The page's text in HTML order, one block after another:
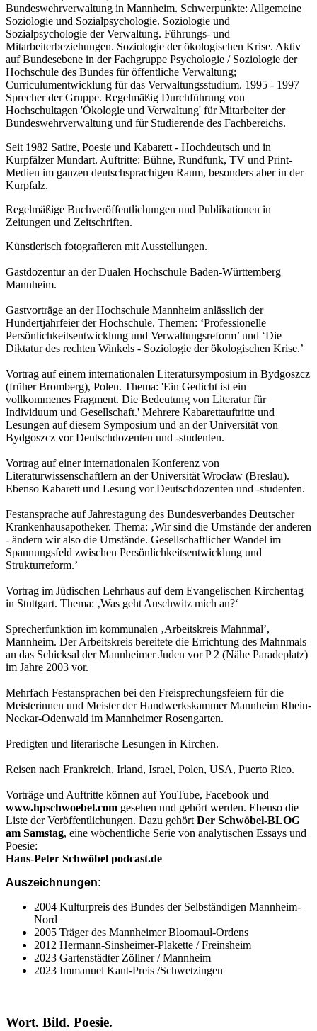
Bundeswehrverwaltung in Mannheim. Schwerpunkte: Allgemeine
Soziologie und Sozialpsychologie. Soziologie und
Sozialpsychologie der Verwaltung. Führungs- und
Mitarbeiterbeziehungen. Soziologie der ökologischen Krise. Aktiv
auf Bundesebene in der Fachgruppe Psychologie / Soziologie der
Hochschule des Bundes für öffentliche Verwaltung;
Curriculumentwicklung für das Verwaltungsstudium. 1995 - 1997
Sprecher der Gruppe. Regelmäßig Durchführung von
Hochschultagen 'Ökologie und Verwaltung' für Mitarbeiter der
Bundeswehrverwaltung und für Studierende des Fachbereichs.
Seit 1982 Satire, Poesie und Kabarett - Hochdeutsch und in
Kurpfälzer Mundart. Auftritte: Bühne, Rundfunk, TV und Print-
Medien im ganzen deutschsprachigen Raum, besonders aber in der
Kurpfalz.
Regelmäßige Buchveröffentlichungen und Publikationen in
Zeitungen und Zeitschriften.
Künstlerisch fotografieren mit Ausstellungen.
Gastdozentur an der Dualen Hochschule Baden-Württemberg
Mannheim.
Gastvorträge an der Hochschule Mannheim anlässlich der
Hundertjahrfeier der Hochschule. Themen: ‘Professionelle
Persönlichkeitsentwicklung und Verwaltungsreform’ und ‘Die
Diktatur des rechten Winkels - Soziologie der ökologischen Krise.’
Vortrag auf einem internationalen Literatursymposium in Bydgoszcz
(früher Bromberg), Polen. Thema: 'Ein Gedicht ist ein
vollkommenes Fragment. Die Bedeutung von Literatur für
Individuum und Gesellschaft.' Mehrere Kabarettauftritte und
Lesungen auf diesem Symposium und an der Universität von
Bydgoszcz vor Deutschdozenten und -studenten.
Vortrag auf einer internationalen Konferenz von
Literaturwissenschaftlern an der Universität Wrocław (Breslau).
Ebenso Kabarett und Lesung vor Deutschdozenten und -studenten.
Festansprache auf Jahrestagung des Bundesverbandes Deutscher
Krankenhausapotheker. Thema: ‚Wir sind die Umstände der anderen
- ändern wir also die Umstände. Gesellschaftlicher Wandel im
Spannungsfeld zwischen Persönlichkeitsentwicklung und
Strukturreform.’
Vortrag im Jüdischen Lehrhaus auf dem Evangelischen Kirchentag
in Stuttgart. Thema: ‚Was geht Auschwitz mich an?‘
Sprecherfunktion im kommunalen ‚Arbeitskreis Mahnmal’,
Mannheim. Der Arbeitskreis bereitete die Errichtung des Mahnmals
an das Schicksal der Mannheimer Juden vor P 2 (Nähe Paradeplatz)
im Jahre 2003 vor.
Mehrfach Festansprachen bei den Freisprechungsfeiern für die
Meisterinnen und Meister der Handwerkskammer Mannheim Rhein-
Neckar-Odenwald im Mannheimer Rosengarten.
Predigten und literarische Lesungen in Kirchen.
Reisen nach Frankreich, Irland, Israel, Polen, USA, Puerto Rico.
Vorträge und Auftritte können auf YouTube, Facebook und
www.hpschwoebel.com gesehen und gehört werden. Ebenso die
Liste der Veröffentlichungen. Dazu gehörtDer Schwöbel-BLOG
am Samstag, eine wöchentliche Serie von analytischen Essays und
Poesie:
Hans-Peter Schwöbel podcast.de
Auszeichnungen:
2004 Kulturpreis des Bundes der Selbständigen Mannheim-
Nord
2005 Träger des Mannheimer Bloomaul-Ordens
2012 Hermann-Sinsheimer-Plakette / Freinsheim
2023 Gartenstädter Zöllner / Mannheim
2023 Immanuel Kant-Preis /Schwetzingen
Wort. Bild. Poesie.